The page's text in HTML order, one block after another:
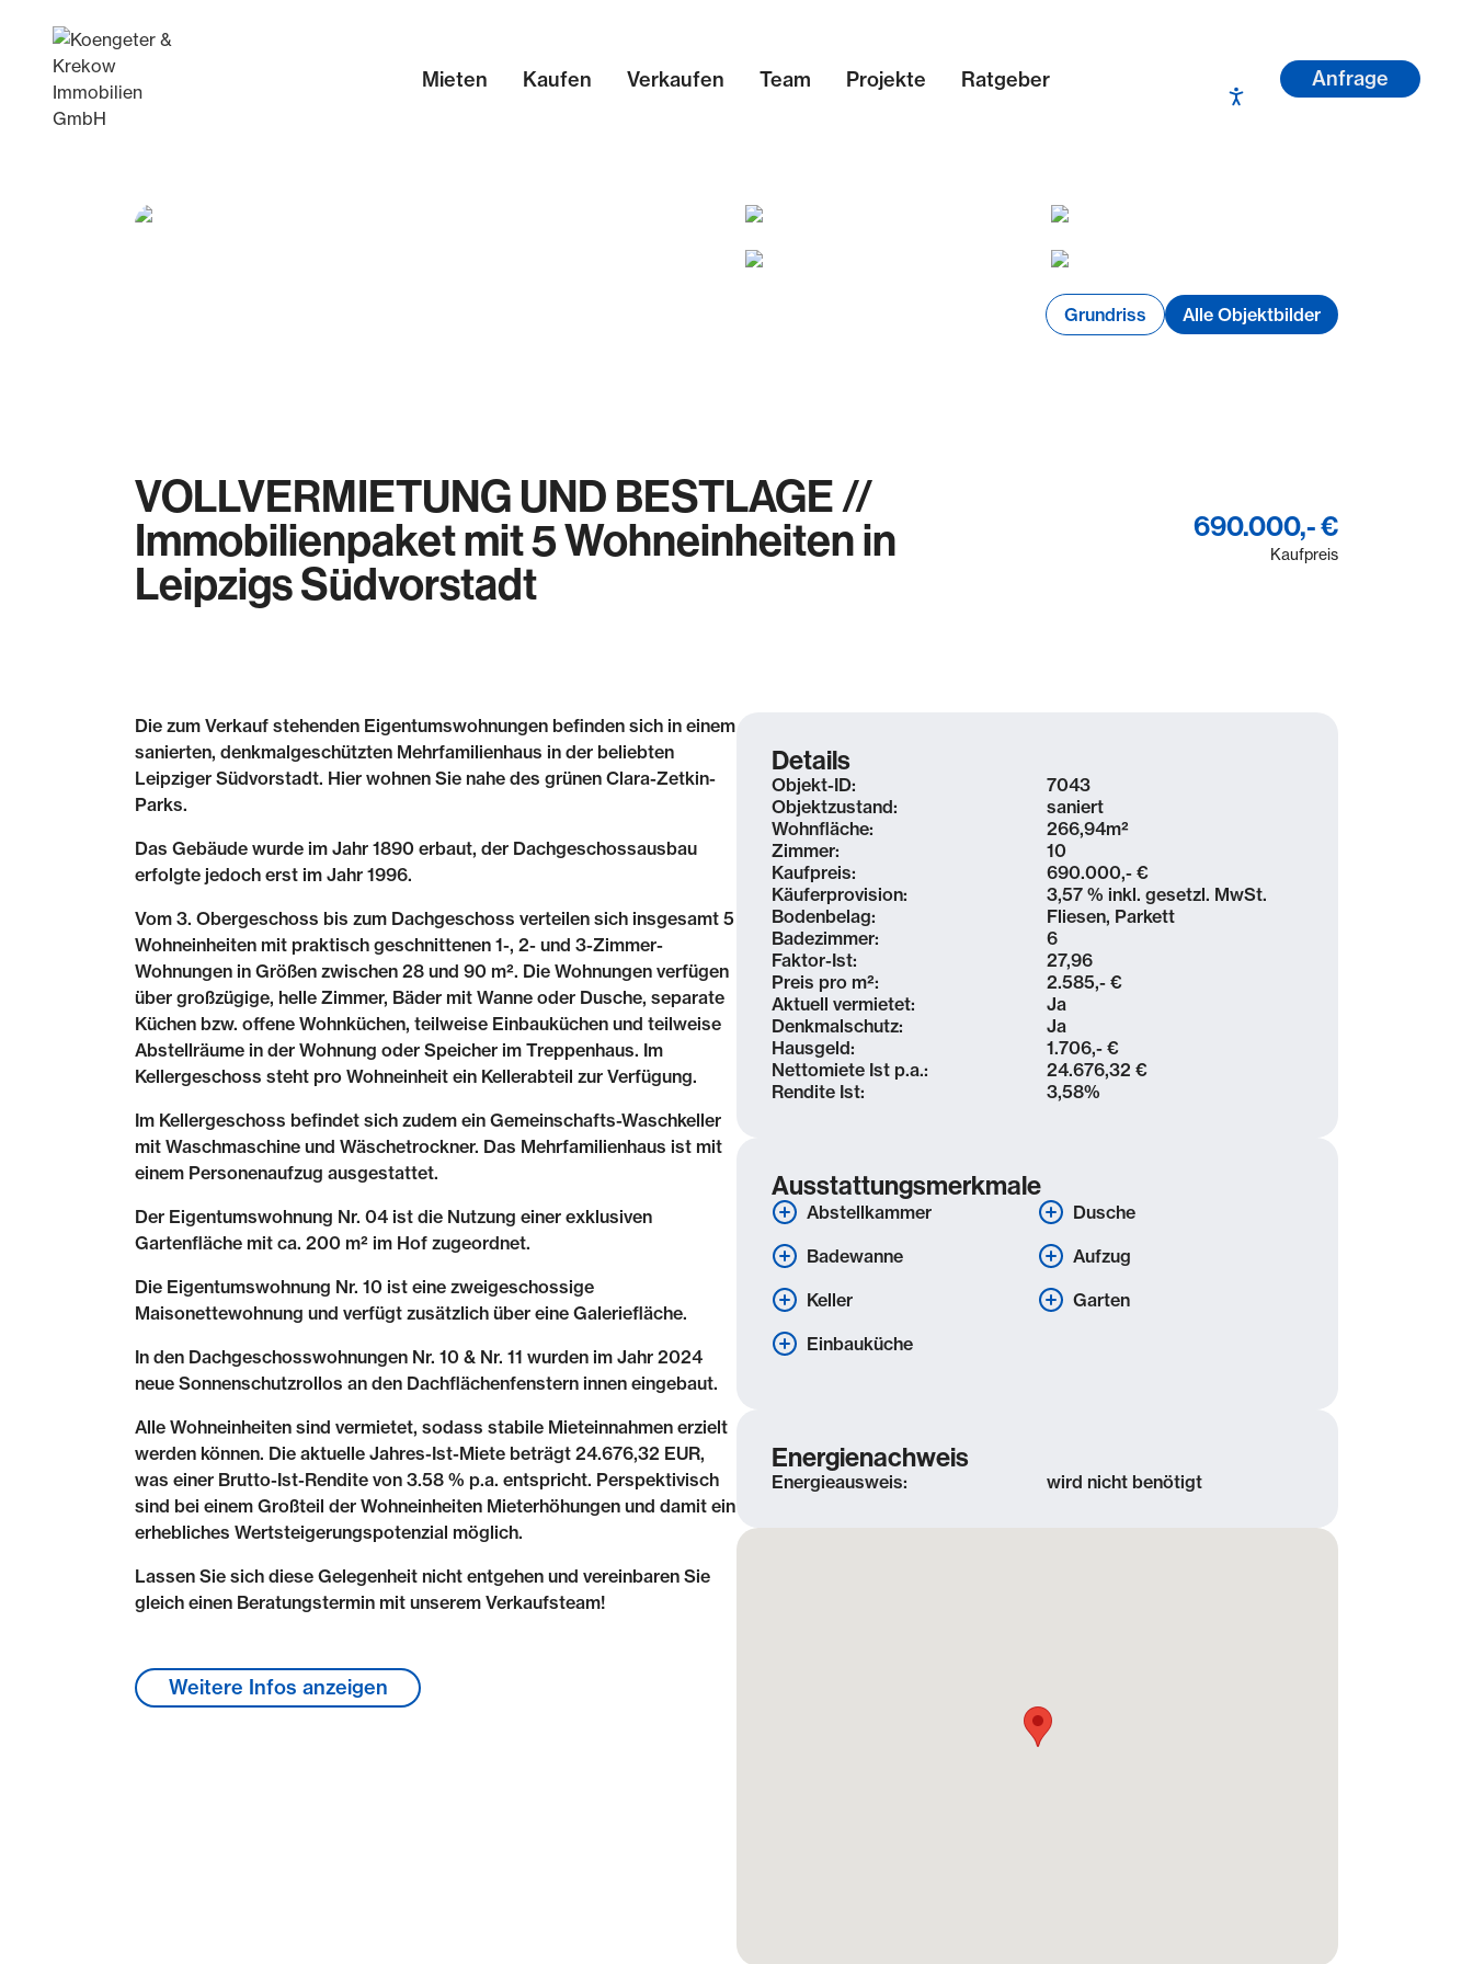
Mieten Kaufen Verkaufen Team Projekte Ratgeber Anfrage
Grundriss Alle Objektbilder
VOLLVERMIETUNG UND BESTLAGE //
Immobilienpaket mit 5 Wohneinheiten in
Leipzigs Südvorstadt
690.000,- €
Kaufpreis
Die zum Verkauf stehenden Eigentumswohnungen befinden sich in einem
sanierten, denkmalgeschützten Mehrfamilienhaus in der beliebten
Leipziger Südvorstadt. Hier wohnen Sie nahe des grünen Clara-Zetkin-
Parks.
Das Gebäude wurde im Jahr 1890 erbaut, der Dachgeschossausbau
erfolgte jedoch erst im Jahr 1996.
Vom 3. Obergeschoss bis zum Dachgeschoss verteilen sich insgesamt 5
Wohneinheiten mit praktisch geschnittenen 1-, 2- und 3-Zimmer-
Wohnungen in Größen zwischen 28 und 90 m². Die Wohnungen verfügen
über großzügige, helle Zimmer, Bäder mit Wanne oder Dusche, separate
Küchen bzw. offene Wohnküchen, teilweise Einbauküchen und teilweise
Abstellräume in der Wohnung oder Speicher im Treppenhaus. Im
Kellergeschoss steht pro Wohneinheit ein Kellerabteil zur Verfügung.
Im Kellergeschoss befindet sich zudem ein Gemeinschafts-Waschkeller
mit Waschmaschine und Wäschetrockner. Das Mehrfamilienhaus ist mit
einem Personenaufzug ausgestattet.
Der Eigentumswohnung Nr. 04 ist die Nutzung einer exklusiven
Gartenfläche mit ca. 200 m² im Hof zugeordnet.
Die Eigentumswohnung Nr. 10 ist eine zweigeschossige
Maisonettewohnung und verfügt zusätzlich über eine Galeriefläche.
In den Dachgeschosswohnungen Nr. 10 & Nr. 11 wurden im Jahr 2024
neue Sonnenschutzrollos an den Dachflächenfenstern innen eingebaut.
Alle Wohneinheiten sind vermietet, sodass stabile Mieteinnahmen erzielt
werden können. Die aktuelle Jahres-Ist-Miete beträgt 24.676,32 EUR,
was einer Brutto-Ist-Rendite von 3.58 % p.a. entspricht. Perspektivisch
sind bei einem Großteil der Wohneinheiten Mieterhöhungen und damit ein
erhebliches Wertsteigerungspotenzial möglich.
Lassen Sie sich diese Gelegenheit nicht entgehen und vereinbaren Sie
gleich einen Beratungstermin mit unserem Verkaufsteam!
Lage & Umgebung
Weitere Infos anzeigen
Details
Objekt-ID:
7043
Objektzustand:
saniert
Wohnfläche:
266,94m²
Zimmer:
10
Kaufpreis:
690.000,- €
Käuferprovision:
3,57 % inkl. gesetzl. MwSt.
Bodenbelag:
Fliesen, Parkett
Badezimmer:
6
Faktor-Ist:
27,96
Preis pro m²:
2.585,- €
Aktuell vermietet:
Ja
Denkmalschutz:
Ja
Hausgeld:
1.706,- €
Nettomiete Ist p.a.:
24.676,32 €
Rendite Ist:
3,58%
Ausstattungsmerkmale
Abstellkammer
Dusche
Badewanne
Aufzug
Keller
Garten
Einbauküche
Energienachweis
Energieausweis: wird nicht benötigt